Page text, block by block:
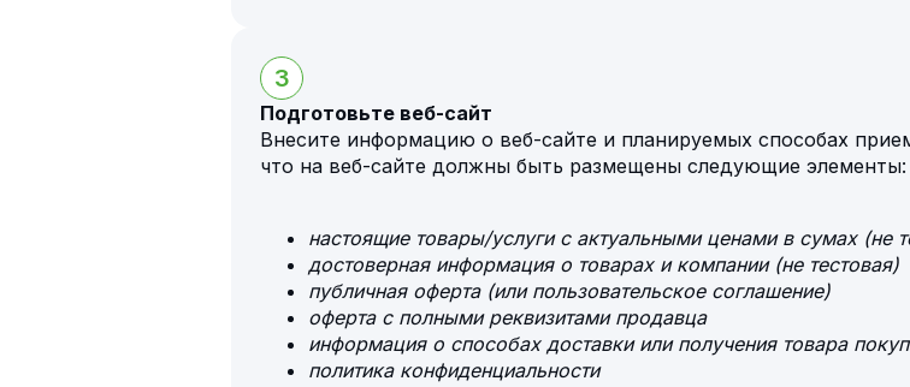
3
Подготовьте веб-сайт
Внесите информацию о веб-сайте и планируемых способах
что на веб-сайте должны быть размещены следующие элементы:
настоящие товары/услуги с актуальными ценами в сумах (не
достоверная информация о товарах и компании (не тестовая)
публичная оферта (или пользовательское соглашение)
оферта с полными реквизитами продавца
информация о способах доставки или получения товара
политика конфиденциальности